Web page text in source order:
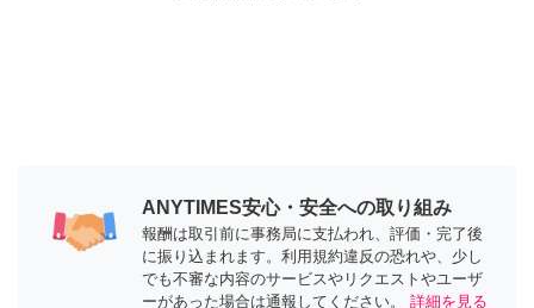
ANYTIMES安心・安全への取り組み
報酬は取引前に事務局に支払われ、評価・完了後
に振り込まれます。利用規約違反の恐れや、少し
でも不審な内容のサービスやリクエストやユーザ
ーがあった場合は通報してください。
詳細を見る